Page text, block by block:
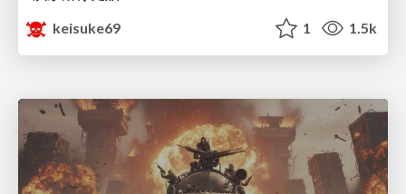
keisuke69
1 1.5k